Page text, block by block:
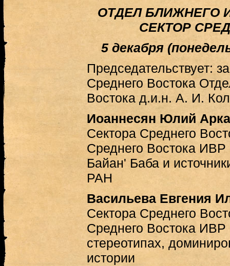
ОТДЕЛ БЛИЖНЕГО
СЕКТОР
5 декабря
Председательствует:
Среднего Востока
Востока д.и.н. А. И.
Иоаннесян Юлий
Сектора Среднего
Среднего Востока
Байан' Баба и
РАН
Васильева Евгения
Сектора Среднего
Среднего Востока
стереотипах,
истории